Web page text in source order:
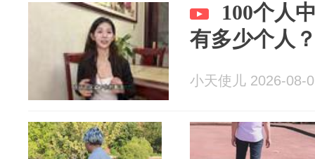
100个人
有多少个人
小天使儿 2026-08-